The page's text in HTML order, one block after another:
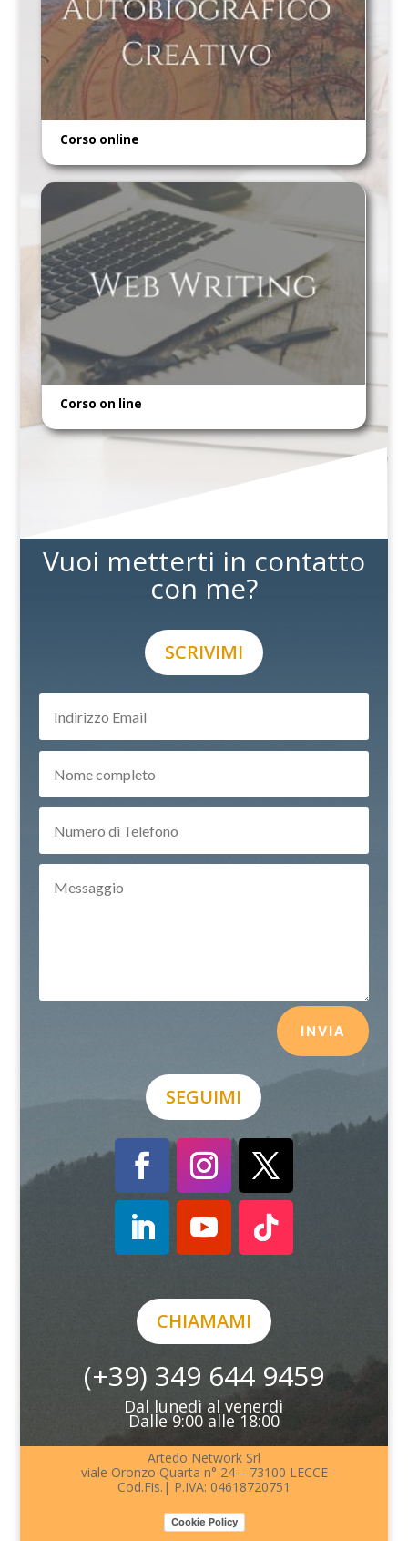
Corso online
Corso on line
Vuoi metterti in contatto
con me?
SCRIVIMI
INVIA
SEGUIMI
CHIAMAMI
(+39) 349 644 9459
Dal lunedì al venerdì
Dalle 9:00 alle 18:00
Artedo Network Srl
viale Oronzo Quarta n° 24 – 73100 LECCE
Cod.Fis.| P.IVA: 04618720751
Cookie Policy